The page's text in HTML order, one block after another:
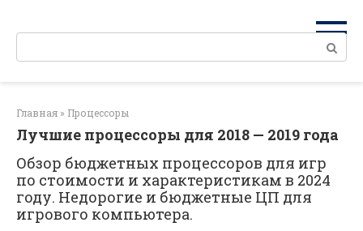
Поиск:
Главная » Процессоры
Лучшие процессоры для 2018 — 2019 года
Обзор бюджетных процессоров для игр
по стоимости и характеристикам в 2024
году. Недорогие и бюджетные ЦП для
игрового компьютера.